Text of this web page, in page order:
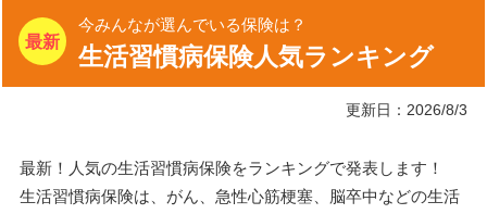
今みんなが選んでいる保険は？
生活習慣病保険人気ランキング
更新日：2026/8/3
最新！人気の生活習慣病保険をランキングで発表します！
生活習慣病保険は、がん、急性心筋梗塞、脳卒中などの生活